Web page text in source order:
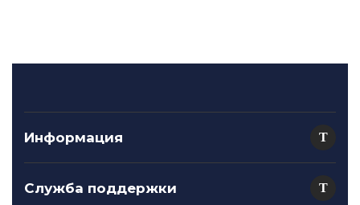
Информация
Служба поддержки